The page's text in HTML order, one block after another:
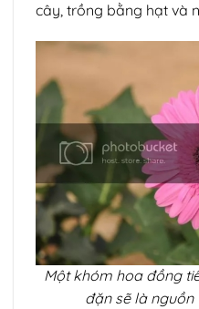
cây, trồng bằng hạt và
Một khóm hoa đồng
đặn sẽ là nguồn